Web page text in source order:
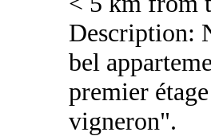
Description:
bel
premier
vigneron".